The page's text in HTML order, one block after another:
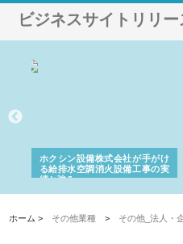
ビジネスサイトリリー
ホクシン設備株式会社が手がけ
る給排水空調消火設備工事の実
績と強み
ホーム > その他業種 > その他_法人・